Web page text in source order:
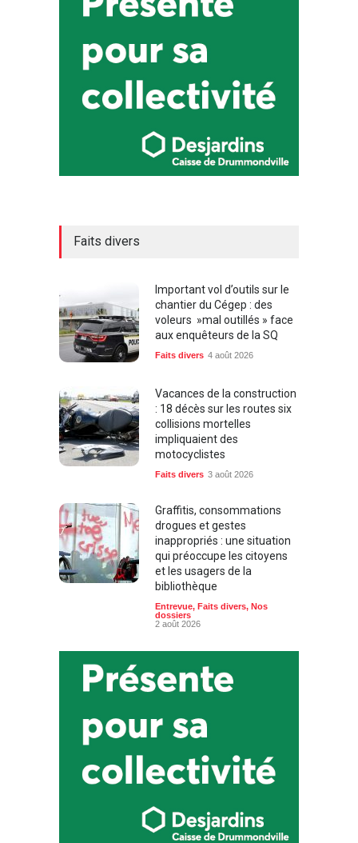
Faits divers
Important vol d’outils sur le
chantier du Cégep : des
voleurs »mal outillés » face
aux enquêteurs de la SQ
Faits divers 4 août 2026
Vacances de la construction
: 18 décès sur les routes six
collisions mortelles
impliquaient des
motocyclistes
Faits divers 3 août 2026
Graffitis, consommations
drogues et gestes
inappropriés : une situation
qui préoccupe les citoyens
et les usagers de la
bibliothèque
Entrevue, Faits divers, Nos
dossiers
2 août 2026